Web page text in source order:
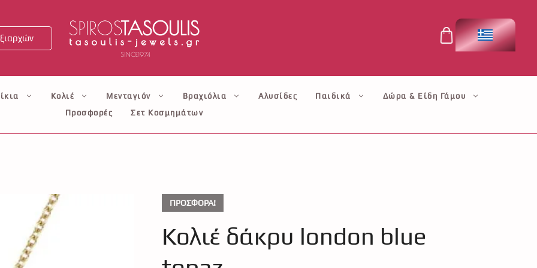
Κολιέ Μενταγιόν Βραχιόλια Αλυσίδες Παιδικά
Δώρα & Είδη Γάμου
Προσφορές
Σετ Κοσμημάτων
ΠΡΟΣΦΟΡΆ!
Κολιέ δάκρυ london blue